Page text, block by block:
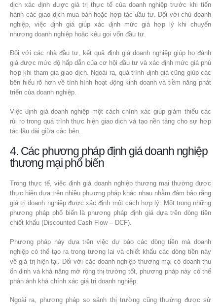
dịch xác định được giá trị thực tế của doanh nghiệp trước khi tiến
hành các giao dịch mua bán hoặc hợp tác đầu tư. Đối với chủ doanh
nghiệp, việc định giá giúp xác định mức giá hợp lý khi chuyển
nhượng doanh nghiệp hoặc kêu gọi vốn đầu tư.
Đối với các nhà đầu tư, kết quả định giá doanh nghiệp giúp họ đánh
giá được mức độ hấp dẫn của cơ hội đầu tư và xác định mức giá phù
hợp khi tham gia giao dịch. Ngoài ra, quá trình định giá cũng giúp các
bên hiểu rõ hơn về tình hình hoạt động kinh doanh và tiềm năng phát
triển của doanh nghiệp.
Việc định giá doanh nghiệp một cách chính xác giúp giảm thiểu các
rủi ro trong quá trình thực hiện giao dịch và tạo nền tảng cho sự hợp
tác lâu dài giữa các bên.
4. Các phương pháp định giá doanh nghiệp
thương mại phổ biến
Trong thực tế, việc định giá doanh nghiệp thương mại thường được
thực hiện dựa trên nhiều phương pháp khác nhau nhằm đảm bảo rằng
giá trị doanh nghiệp được xác định một cách hợp lý. Một trong những
phương pháp phổ biến là phương pháp định giá dựa trên dòng tiền
chiết khấu (Discounted Cash Flow – DCF).
Phương pháp này dựa trên việc dự báo các dòng tiền mà doanh
nghiệp có thể tạo ra trong tương lai và chiết khấu các dòng tiền này
về giá trị hiện tại. Đối với các doanh nghiệp thương mại có doanh thu
ổn định và khả năng mở rộng thị trường tốt, phương pháp này có thể
phản ánh khá chính xác giá trị doanh nghiệp.
Ngoài ra, phương pháp so sánh thị trường cũng thường được sử